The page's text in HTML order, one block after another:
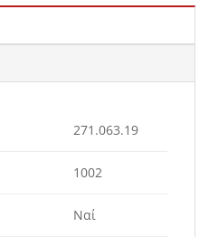
271.063.19
1002
Ναί